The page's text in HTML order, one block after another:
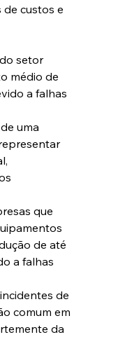
custos e
setor
médio de
a falhas
uma
que
de até
a falhas
de
comum em
da